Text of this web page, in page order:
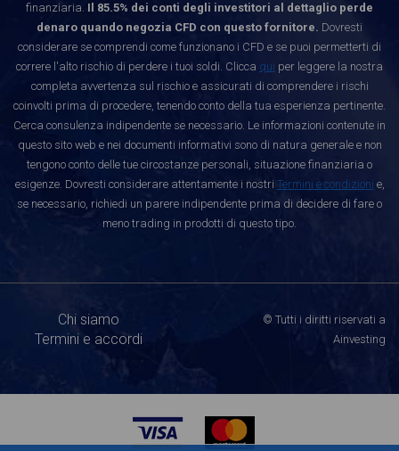
finanziaria. Il 85.5% dei conti degli investitori al dettaglio perde
denaro quando negozia CFD con questo fornitore. Dovresti
considerare se comprendi come funzionano i CFD e se puoi permetterti di
correre l'alto rischio di perdere i tuoi soldi. Clicca qui per leggere la nostra
completa avvertenza sul rischio e assicurati di comprendere i rischi
coinvolti prima di procedere, tenendo conto della tua esperienza pertinente.
Cerca consulenza indipendente se necessario. Le informazioni contenute in
questo sito web e nei documenti informativi sono di natura generale e non
tengono conto delle tue circostanze personali, situazione finanziaria o
esigenze. Dovresti considerare attentamente i nostri Termini e condizioni e,
se necessario, richiedi un parere indipendente prima di decidere di fare o
meno trading in prodotti di questo tipo.
Chi siamo
Termini e accordi
© Tutti i diritti riservati a
Ainvesting